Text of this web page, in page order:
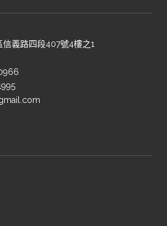
義路四段407號4樓之1